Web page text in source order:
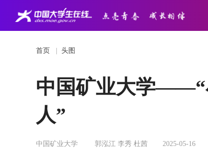
首页 头图
中国矿业大学——“
人”
中国矿业大学 郭泓江 李秀 杜茜 2025-05-16